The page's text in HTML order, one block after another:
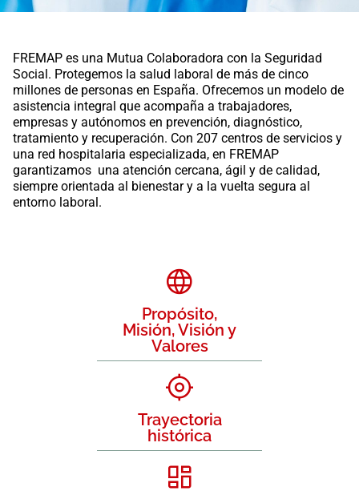
FREMAP es una Mutua Colaboradora con la Seguridad
Social. Protegemos la salud laboral de más de cinco
millones de personas en España. Ofrecemos un modelo de
asistencia integral que acompaña a trabajadores,
empresas y autónomos en prevención, diagnóstico,
tratamiento y recuperación. Con 207 centros de servicios y
una red hospitalaria especializada, en FREMAP
garantizamos una atención cercana, ágil y de calidad,
siempre orientada al bienestar y a la vuelta segura al
entorno laboral.
Propósito,
Misión, Visión y
Valores
Trayectoria
histórica